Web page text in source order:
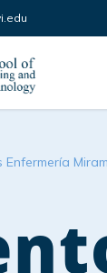
Enfermería